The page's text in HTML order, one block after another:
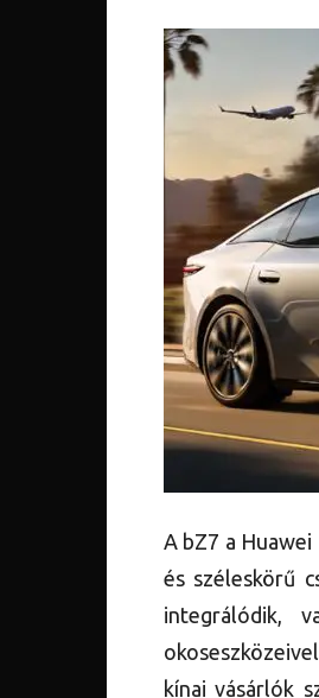
A bZ7 a
és széleskörű
integrálódik,
kínai vásárlók